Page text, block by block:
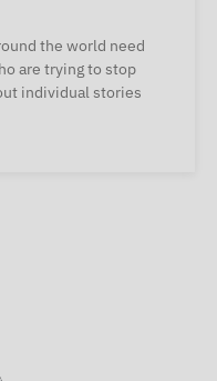
the world need
are trying to stop
individual stories